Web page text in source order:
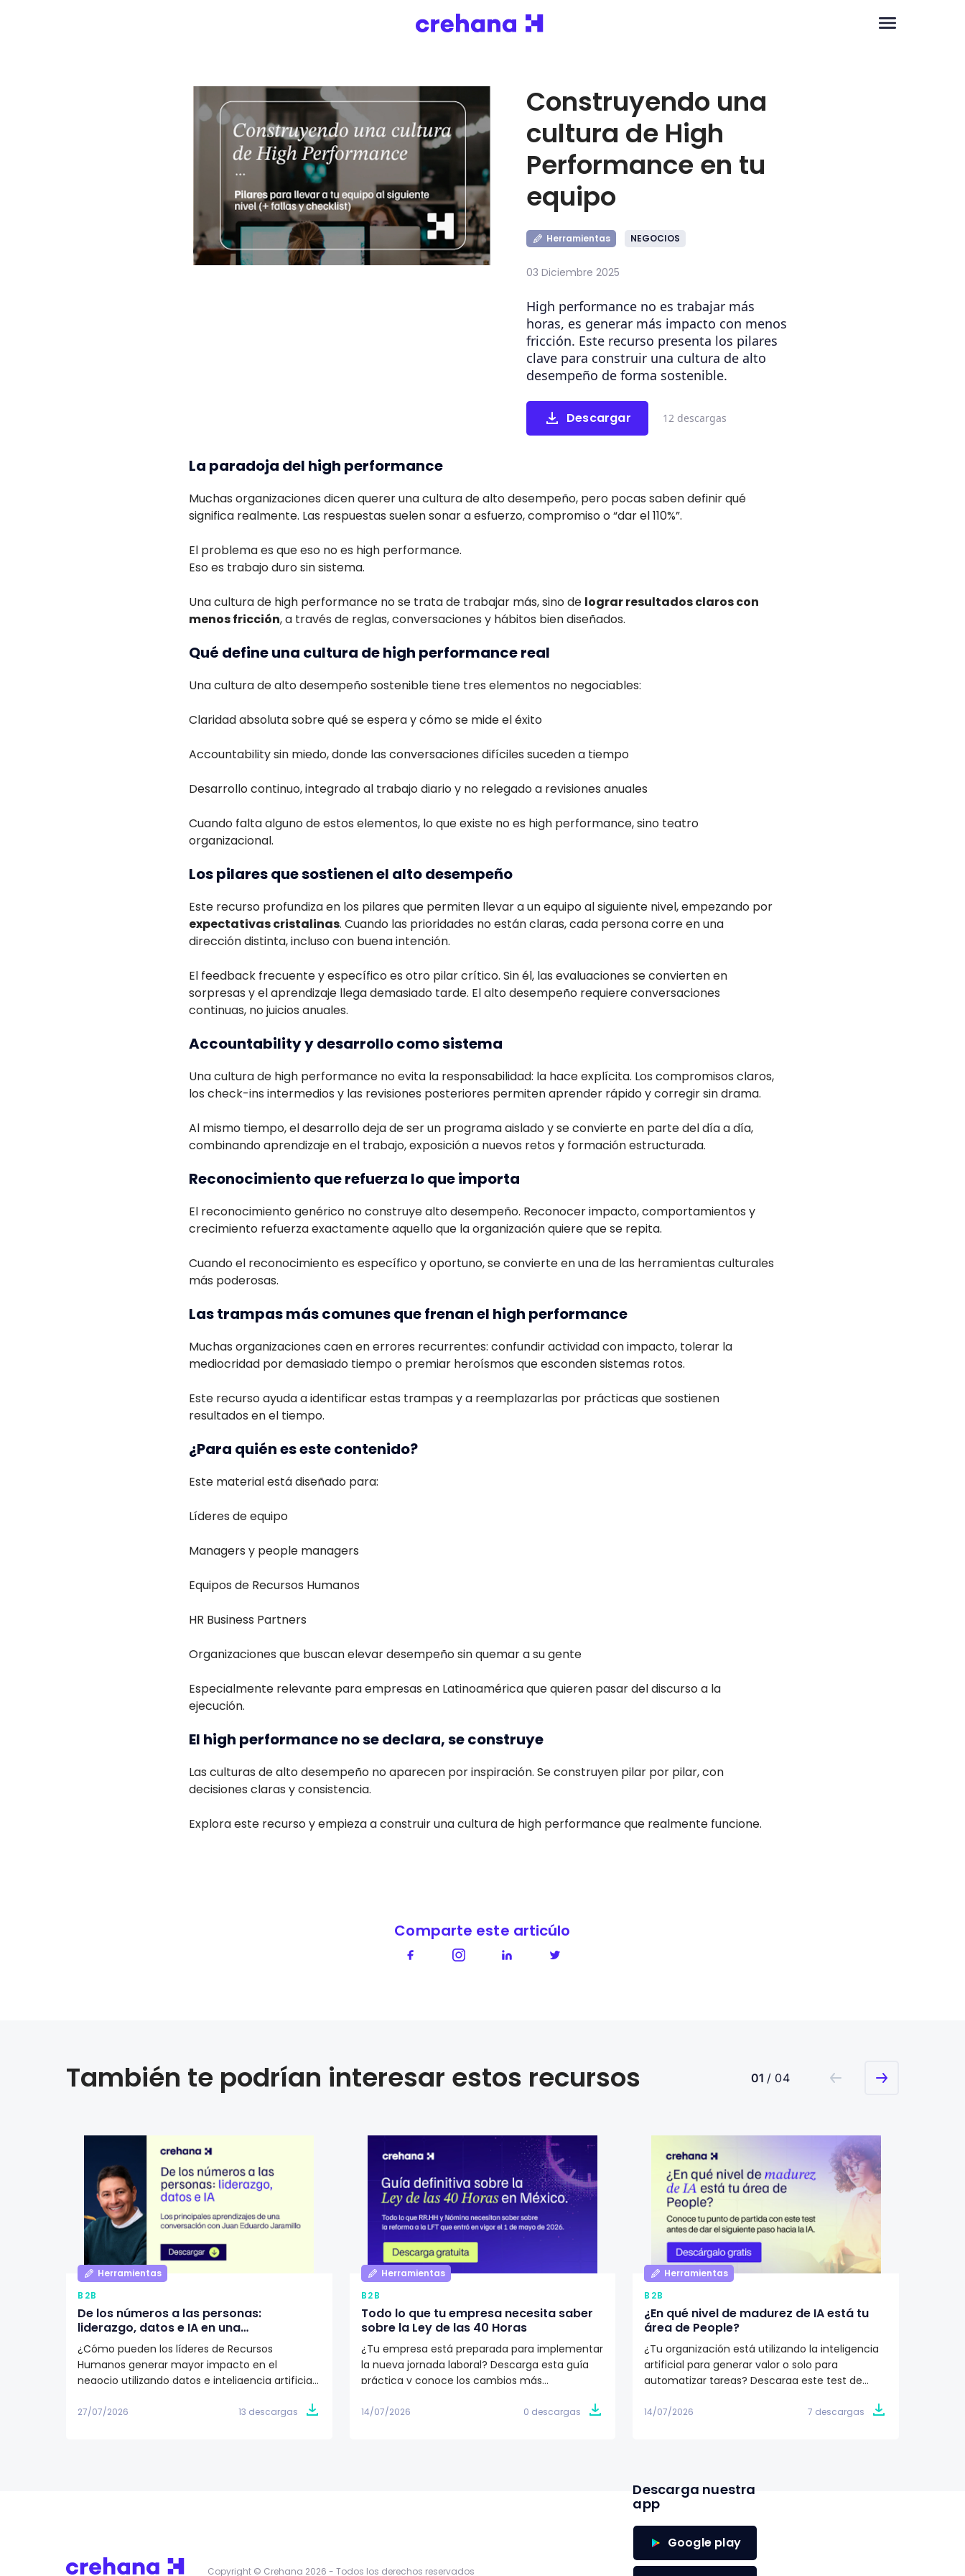
Construyendo una
cultura de High
Performance en tu
equipo
Herramientas NEGOCIOS
03 Diciembre 2025
High performance no es trabajar más
horas, es generar más impacto con menos
fricción. Este recurso presenta los pilares
clave para construir una cultura de alto
desempeño de forma sostenible.
Descargar 12 descargas
La paradoja del high performance
Muchas organizaciones dicen querer una cultura de alto desempeño, pero pocas saben definir qué
significa realmente. Las respuestas suelen sonar a esfuerzo, compromiso o “dar el 110%”.
El problema es que eso no es high performance.
Eso es trabajo duro sin sistema.
Una cultura de high performance no se trata de trabajar más, sino de lograr resultados claros con
menos fricción, a través de reglas, conversaciones y hábitos bien diseñados.
Qué define una cultura de high performance real
Una cultura de alto desempeño sostenible tiene tres elementos no negociables:
Claridad absoluta sobre qué se espera y cómo se mide el éxito
Accountability sin miedo, donde las conversaciones difíciles suceden a tiempo
Desarrollo continuo, integrado al trabajo diario y no relegado a revisiones anuales
Cuando falta alguno de estos elementos, lo que existe no es high performance, sino teatro
organizacional.
Los pilares que sostienen el alto desempeño
Este recurso profundiza en los pilares que permiten llevar a un equipo al siguiente nivel, empezando por
expectativas cristalinas. Cuando las prioridades no están claras, cada persona corre en una
dirección distinta, incluso con buena intención.
El feedback frecuente y específico es otro pilar crítico. Sin él, las evaluaciones se convierten en
sorpresas y el aprendizaje llega demasiado tarde. El alto desempeño requiere conversaciones
continuas, no juicios anuales.
Accountability y desarrollo como sistema
Una cultura de high performance no evita la responsabilidad: la hace explícita. Los compromisos claros,
los check-ins intermedios y las revisiones posteriores permiten aprender rápido y corregir sin drama.
Al mismo tiempo, el desarrollo deja de ser un programa aislado y se convierte en parte del día a día,
combinando aprendizaje en el trabajo, exposición a nuevos retos y formación estructurada.
Reconocimiento que refuerza lo que importa
El reconocimiento genérico no construye alto desempeño. Reconocer impacto, comportamientos y
crecimiento refuerza exactamente aquello que la organización quiere que se repita.
Cuando el reconocimiento es específico y oportuno, se convierte en una de las herramientas culturales
más poderosas.
Las trampas más comunes que frenan el high performance
Muchas organizaciones caen en errores recurrentes: confundir actividad con impacto, tolerar la
mediocridad por demasiado tiempo o premiar heroísmos que esconden sistemas rotos.
Este recurso ayuda a identificar estas trampas y a reemplazarlas por prácticas que sostienen
resultados en el tiempo.
¿Para quién es este contenido?
Este material está diseñado para:
Líderes de equipo
Managers y people managers
Equipos de Recursos Humanos
HR Business Partners
Organizaciones que buscan elevar desempeño sin quemar a su gente
Especialmente relevante para empresas en Latinoamérica que quieren pasar del discurso a la
ejecución.
El high performance no se declara, se construye
Las culturas de alto desempeño no aparecen por inspiración. Se construyen pilar por pilar, con
decisiones claras y consistencia.
Explora este recurso y empieza a construir una cultura de high performance que realmente funcione.
Comparte este articúlo
También te podrían interesar estos recursos 01 / 04
Herramientas
B2B
De los números a las personas:
liderazgo, datos e IA en una
organización según Juan Eduardo
Jaramillo
¿Cómo pueden los líderes de Recursos
Humanos generar mayor impacto en el
negocio utilizando datos e inteligencia artificial?
visión de Juan Eduardo Jaramillo, VP de Talento
27/07/2026 13 descargas
Herramientas
B2B
Todo lo que tu empresa necesita saber
sobre la Ley de las 40 Horas
¿Tu empresa está preparada para implementar
la nueva jornada laboral? Descarga esta guía
práctica y conoce los cambios más
calendario de implementación y las acciones
14/07/2026 0 descargas
Herramientas
B2B
¿En qué nivel de madurez de IA está tu
área de People?
¿Tu organización está utilizando la inteligencia
artificial para generar valor o solo para
automatizar tareas? Descarga este test de
encuentra tu área de People. Obtén un plan de
14/07/2026 7 descargas
Copyright © Crehana 2026 - Todos los derechos reservados
Descarga nuestra
app
Google play